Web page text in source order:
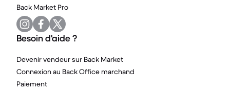
Back Market Pro
Besoin d'aide ?
Devenir vendeur sur Back Market
Connexion au Back Office marchand
Paiement